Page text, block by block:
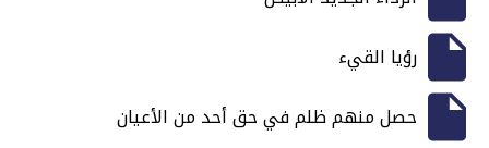
رؤيا القيء
حصل منهم ظلم في حق أحد من الأعيان